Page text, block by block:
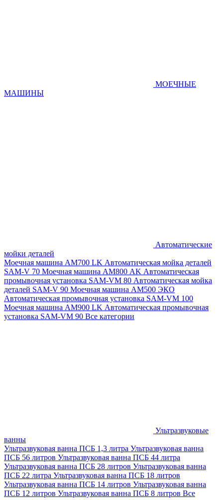
МОЕЧНЫЕ
МАШИНЫ
Автоматические
мойки деталей
Моечная машина AM700 LK Автоматическая мойка деталей
SAM-V 70 Моечная машина АМ800 AK Автоматическая
промывочная установка SAM-VM 80 Автоматическая мойка
деталей SAM-V 90 Моечная машина АМ500 ЭКО
Автоматическая промывочная установка SAM-VM 100
Моечная машина AM900 LK Автоматическая промывочная
установка SAM-VM 90 Все категории
Ультразвуковые
ванны
Ультразвуковая ванна ПСБ 1,3 литра Ультразвуковая ванна
ПСБ 56 литров Ультразвуковая ванна ПСБ 44 литра
Ультразвуковая ванна ПСБ 28 литров Ультразвуковая ванна
ПСБ 22 литра Ультразвуковая ванна ПСБ 18 литров
Ультразвуковая ванна ПСБ 14 литров Ультразвуковая ванна
ПСБ 12 литров Ультразвуковая ванна ПСБ 8 литров Все